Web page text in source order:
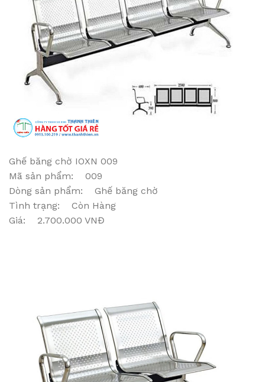
Ghế băng chờ IOXN 009
Mã sản phẩm: 009
Dòng sản phẩm: Ghế băng chờ
Tình trạng: Còn Hàng
Giá: 2.700.000 VNĐ